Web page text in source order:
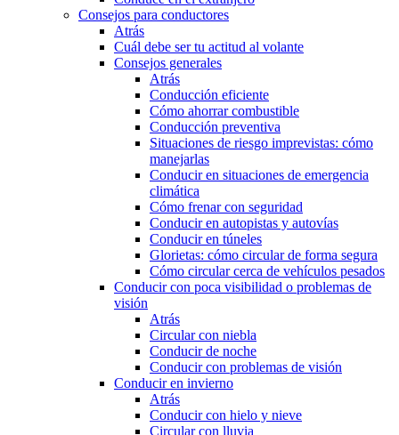
Consejos para conductores
Atrás
Cuál debe ser tu actitud al volante
Consejos generales
Atrás
Conducción eficiente
Cómo ahorrar combustible
Conducción preventiva
Situaciones de riesgo imprevistas: cómo
manejarlas
Conducir en situaciones de emergencia
climática
Cómo frenar con seguridad
Conducir en autopistas y autovías
Conducir en túneles
Glorietas: cómo circular de forma segura
Cómo circular cerca de vehículos pesados
Conducir con poca visibilidad o problemas de
visión
Atrás
Circular con niebla
Conducir de noche
Conducir con problemas de visión
Conducir en invierno
Atrás
Conducir con hielo y nieve
Circular con lluvia